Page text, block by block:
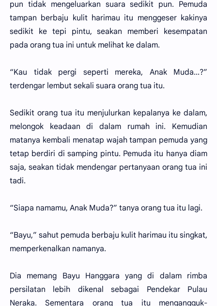
pun tidak mengeluarkan suara sedikit pun. Pemuda
tampan berbaju kulit harimau itu menggeser kakinya
sedikit ke tepi pintu, seakan memberi kesempatan
pada orang tua ini untuk melihat ke dalam.
“Kau tidak pergi seperti mereka, Anak Muda...?”
terdengar lembut sekali suara orang tua itu.
Sedikit orang tua itu menjulurkan kepalanya ke dalam,
melongok keadaan di dalam rumah ini. Kemudian
matanya kembali menatap wajah tampan pemuda yang
tetap berdiri di samping pintu. Pemuda itu hanya diam
saja, seakan tidak mendengar pertanyaan orang tua ini
tadi.
“Siapa namamu, Anak Muda?” tanya orang tua itu lagi.
“Bayu,” sahut pemuda berbaju kulit harimau itu singkat,
memperkenalkan namanya.
Dia memang Bayu Hanggara yang di dalam rimba
persilatan lebih dikenal sebagai Pendekar Pulau
Neraka. Sementara orang tua itu mengangguk-